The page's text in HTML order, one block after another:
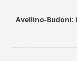
reader-
Avellino-Budoni: